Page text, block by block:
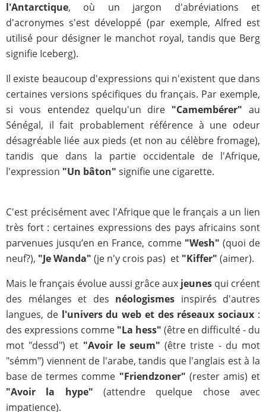
l'Antarctique, où un jargon d'abréviations et
d'acronymes s'est développé (par exemple, Alfred est
utilisé pour désigner le manchot royal, tandis que Berg
signifie Iceberg).
Il existe beaucoup d'expressions qui n'existent que dans
certaines versions spécifiques du français. Par exemple,
si vous entendez quelqu'un dire "Camembérer" au
Sénégal, il fait probablement référence à une odeur
désagréable liée aux pieds (et non au célèbre fromage),
tandis que dans la partie occidentale de l'Afrique,
l'expression "Un bâton" signifie une cigarette.
C'est précisément avec l'Afrique que le français a un lien
très fort : certaines expressions des pays africains sont
parvenues jusqu’en en France, comme "Wesh" (quoi de
neuf?), "Je Wanda" (je n'y crois pas) et "Kiffer" (aimer).
Mais le français évolue aussi grâce aux jeunes qui créent
des mélanges et des néologismes inspirés d'autres
langues, de l'univers du web et des réseaux sociaux :
des expressions comme "La hess" (être en difficulté - du
mot "dessd") et "Avoir le seum" (être triste - du mot
"sémm") viennent de l'arabe, tandis que l'anglais est à la
base de termes comme "Friendzoner" (rester amis) et
"Avoir la hype" (attendre quelque chose avec
impatience).